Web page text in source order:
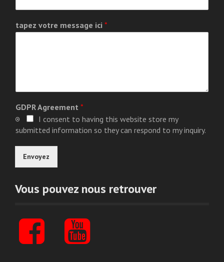
tapez votre message ici *
GDPR Agreement *
I consent to having this website store my
submitted information so they can respond to my inquiry.
Envoyez
Vous pouvez nous retrouver
F
c
Y
u